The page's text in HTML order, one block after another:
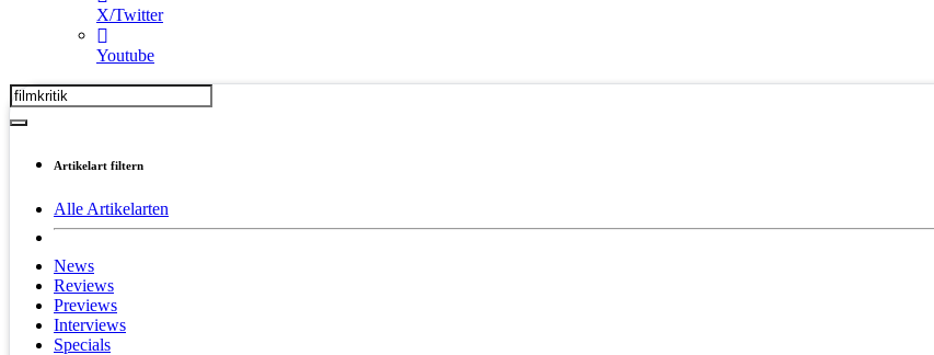
X/Twitter
Youtube
Artikelart filtern
Alle Artikelarten
News
Reviews
Previews
Interviews
Specials